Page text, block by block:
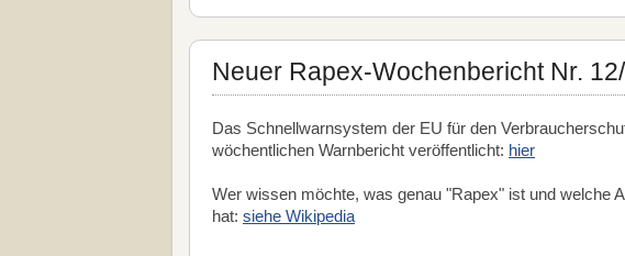
Neuer Rapex-Wochenbericht Nr.
Das Schnellwarnsystem der EU für den
wöchentlichen Warnbericht veröffentlicht: hier
Wer wissen möchte, was genau "Rapex" ist und welche
hat: siehe Wikipedia